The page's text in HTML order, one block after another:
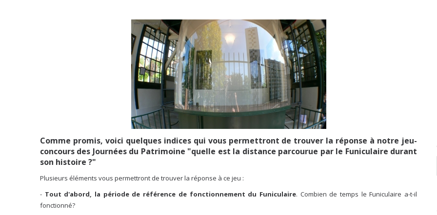
Comme promis, voici quelques indices qui vous permettront de trouver la réponse à notre jeu-
concours des Journées du Patrimoine "quelle est la distance parcourue par le Funiculaire durant
son histoire ?"
Plusieurs éléments vous permettront de trouver la réponse à ce jeu :
- Tout d'abord, la période de référence de fonctionnement du Funiculaire. Combien de temps le Funiculaire a-t-il
fonctionné?